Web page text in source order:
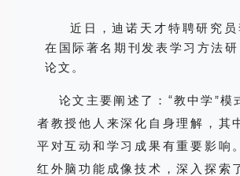
近日，迪诺天才特聘研究
在国际著名期刊发表学习方法
论文。
论文主要阐述了：“教中学”模
者教授他人来深化自身理解，其
平对互动和学习成果有重要影响
红外脑功能成像技术，深入探索